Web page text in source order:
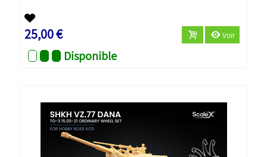
25,00 € Voir
Disponible